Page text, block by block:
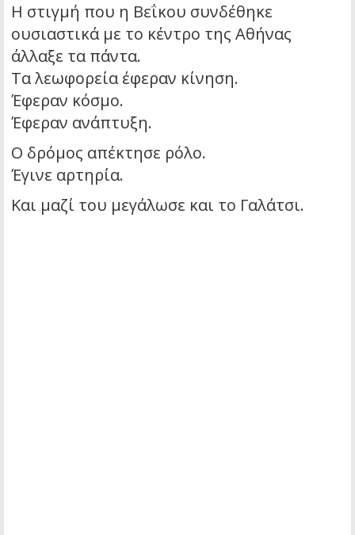
Η στιγμή που η Βεΐκου συνδέθηκε
ουσιαστικά με το κέντρο της Αθήνας
άλλαξε τα πάντα.
Τα λεωφορεία έφεραν κίνηση.
Έφεραν κόσμο.
Έφεραν ανάπτυξη.
Ο δρόμος απέκτησε ρόλο.
Έγινε αρτηρία.
Και μαζί του μεγάλωσε και το Γαλάτσι.